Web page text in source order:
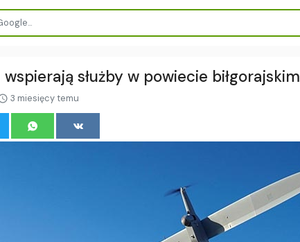
służby w powiecie biłgorajskim
3 miesięcy temu